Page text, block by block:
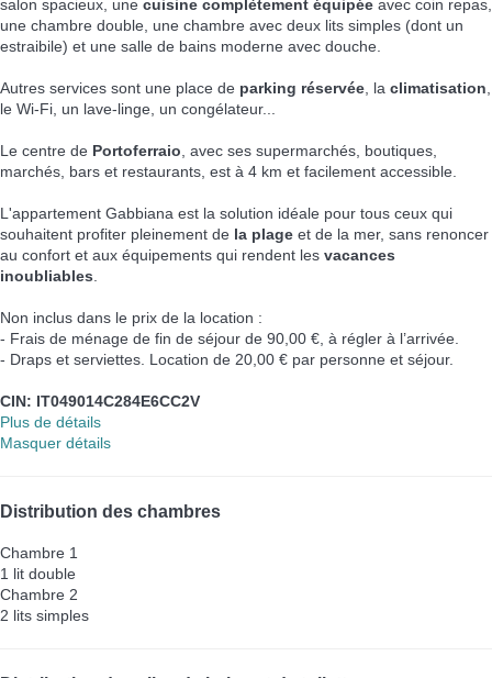
salon spacieux, une cuisine complètement équipée avec coin repas,
une chambre double, une chambre avec deux lits simples (dont un
estraibile) et une salle de bains moderne avec douche.
Autres services sont une place de parking réservée, la climatisation,
le Wi-Fi, un lave-linge, un congélateur...
Le centre de Portoferraio, avec ses supermarchés, boutiques,
marchés, bars et restaurants, est à 4 km et facilement accessible.
L'appartement Gabbiana est la solution idéale pour tous ceux qui
souhaitent profiter pleinement de la plage et de la mer, sans renoncer
au confort et aux équipements qui rendent les vacances
inoubliables.
Non inclus dans le prix de la location :
- Frais de ménage de fin de séjour de 90,00 €, à régler à l’arrivée.
- Draps et serviettes. Location de 20,00 € par personne et séjour.
CIN: IT049014C284E6CC2V
Plus de détails
Masquer détails
Distribution des chambres
Chambre 1
1 lit double
Chambre 2
2 lits simples